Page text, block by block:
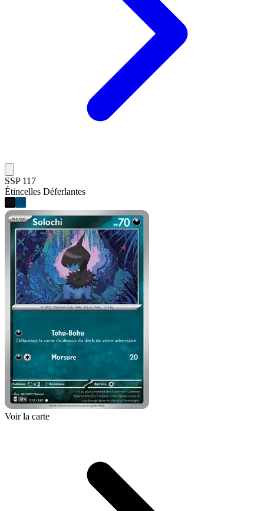
SSP 117
Étincelles Déferlantes
Voir la carte